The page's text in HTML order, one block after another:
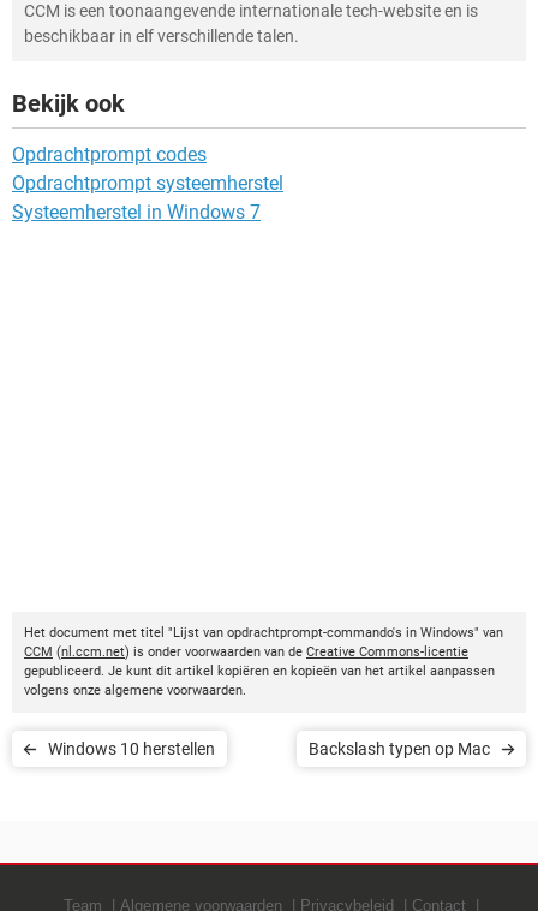
CCM is een toonaangevende internationale tech-website en is
beschikbaar in elf verschillende talen.
Bekijk ook
Opdrachtprompt codes
Opdrachtprompt systeemherstel
Systeemherstel in Windows 7
Het document met titel "Lijst van opdrachtprompt-commando's in Windows" van
CCM (nl.ccm.net) is onder voorwaarden van de Creative Commons-licentie
gepubliceerd. Je kunt dit artikel kopiëren en kopieën van het artikel aanpassen
volgens onze algemene voorwaarden.
Windows 10 herstellen Backslash typen op Mac
Team Algemene voorwaarden Privacybeleid Contact